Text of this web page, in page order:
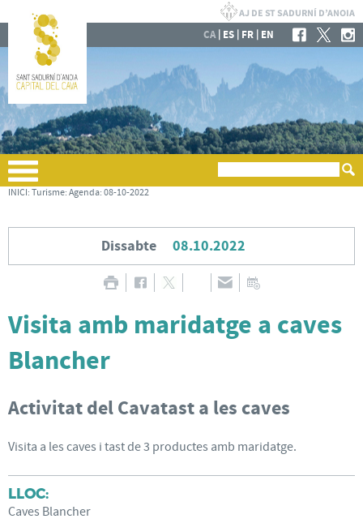
CA| ES | FR | EN
INICI: Turisme: Agenda: 08-10-2022
Dissabte 08.10.2022
Visita amb maridatge a caves
Blancher
Activitat del Cavatast a les caves
Visita a les caves i tast de 3 productes amb maridatge.
LLOC:
Caves Blancher